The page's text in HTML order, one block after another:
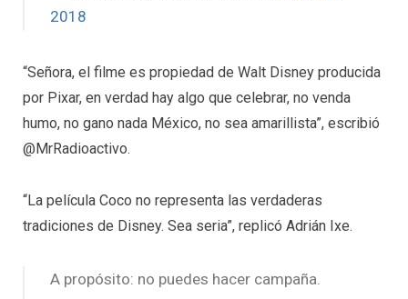
2018
“Señora, el filme es propiedad de Walt Disney producida
por Pixar, en verdad hay algo que celebrar, no venda
humo, no gano nada México, no sea amarillista”, escribió
@MrRadioactivo.
“La película Coco no representa las verdaderas
tradiciones de Disney. Sea seria”, replicó Adrián Ixe.
A propósito: no puedes hacer campaña.